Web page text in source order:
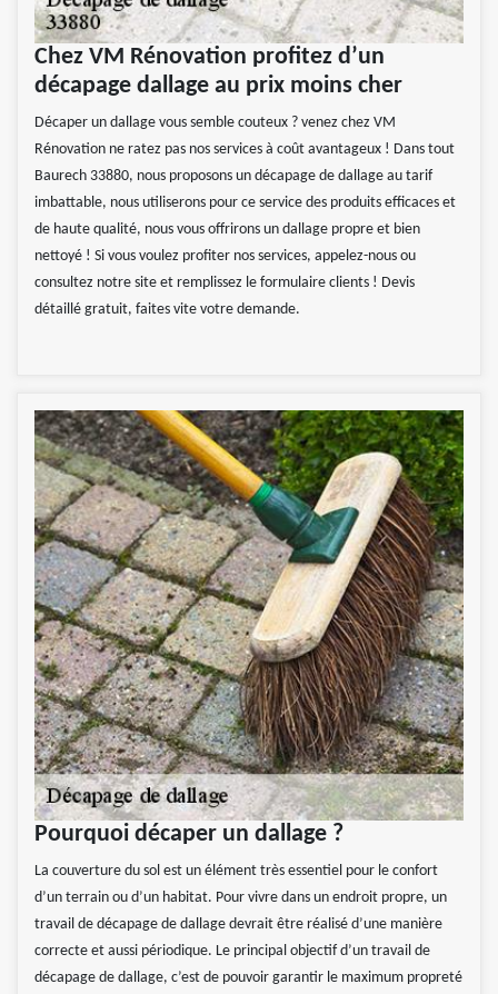
Chez VM Rénovation profitez d’un
décapage dallage au prix moins cher
Décaper un dallage vous semble couteux ? venez chez VM
Rénovation ne ratez pas nos services à coût avantageux ! Dans tout
Baurech 33880, nous proposons un décapage de dallage au tarif
imbattable, nous utiliserons pour ce service des produits efficaces et
de haute qualité, nous vous offrirons un dallage propre et bien
nettoyé ! Si vous voulez profiter nos services, appelez-nous ou
consultez notre site et remplissez le formulaire clients ! Devis
détaillé gratuit, faites vite votre demande.
Pourquoi décaper un dallage ?
La couverture du sol est un élément très essentiel pour le confort
d’un terrain ou d’un habitat. Pour vivre dans un endroit propre, un
travail de décapage de dallage devrait être réalisé d’une manière
correcte et aussi périodique. Le principal objectif d’un travail de
décapage de dallage, c’est de pouvoir garantir le maximum propreté